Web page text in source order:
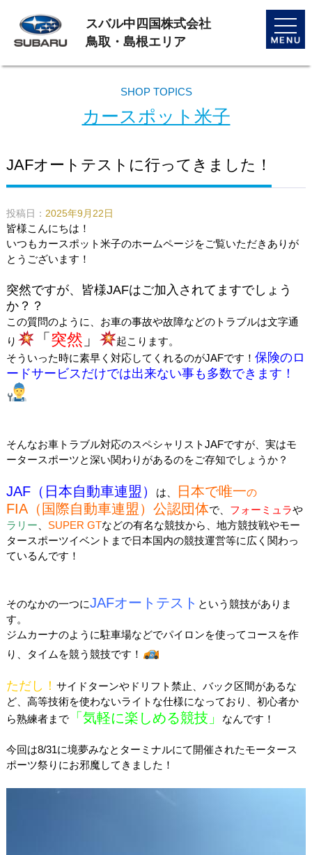
toggle
スバル中四国株式会社
鳥取・島根エリア
SHOP TOPICS
カースポット米子
JAFオートテストに行ってきました！
投稿日： 2025年9月22日
皆様こんにちは！
いつもカースポット米子のホームページをご覧いただきありが
とうございます！
突然ですが、皆様JAFはご加入されてますでしょう
か？？
この質問のように、お車の事故や故障などのトラブルは文字通
り
「 突然 」
起こります。
そういった時に素早く対応してくれるのがJAFです！ 保険のロ
ードサービスだけでは出来ない事も多数できます！
そんなお車トラブル対応のスペシャリストJAFですが、実はモ
ータースポーツと深い関わりがあるのをご存知でしょうか？
JAF（日本自動車連盟） は、 日本で唯一の
FIA（国際自動車連盟）公認団体で、 フォーミュラや
ラリー
SUPER GTなどの有名な競技から、地方競技戦やモー
タースポーツイベントまで日本国内の競技運営等に広く関わっ
ているんです！
そのなかの一つにJAFオートテスト という競技がありま
す。
ジムカーナのように駐車場などでパイロンを使ってコースを作
り、タイムを競う競技です！
ただし！ サイドターンやドリフト禁止、バック区間があるな
ど、高等技術を使わないライトな仕様になっており、初心者か
ら熟練者まで「気軽に楽しめる競技」 なんです！
今回は8/31に境夢みなとターミナルにて開催されたモータース
ポーツ祭りにお邪魔してきました！